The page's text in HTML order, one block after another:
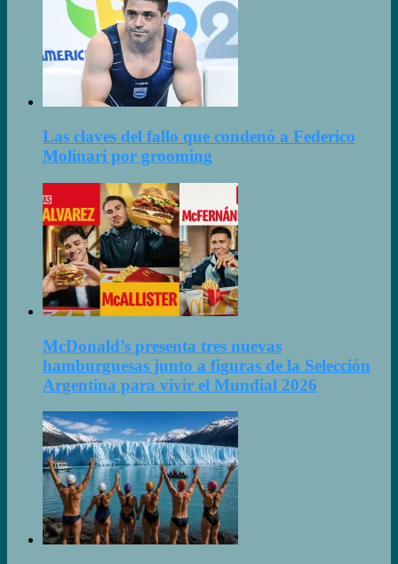
Las claves del fallo que condenó a Federico
Molinari por grooming
McDonald’s presenta tres nuevas
hamburguesas junto a figuras de la Selección
Argentina para vivir el Mundial 2026